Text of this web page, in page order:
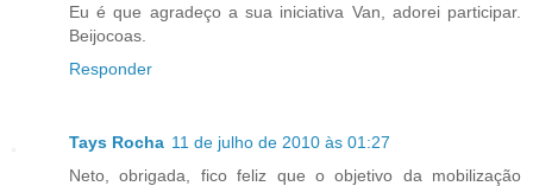
Eu é que agradeço a sua iniciativa Van, adorei participar.
Beijocoas.
Responder
Tays Rocha 11 de julho de 2010 às 01:27
Neto, obrigada, fico feliz que o objetivo da mobilização